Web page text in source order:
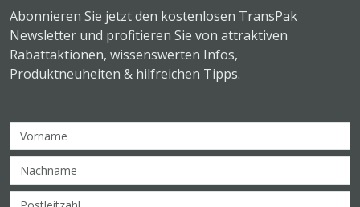
Abonnieren Sie jetzt den kostenlosen TransPak
Newsletter und profitieren Sie von attraktiven
Rabattaktionen, wissenswerten Infos,
Produktneuheiten & hilfreichen Tipps.